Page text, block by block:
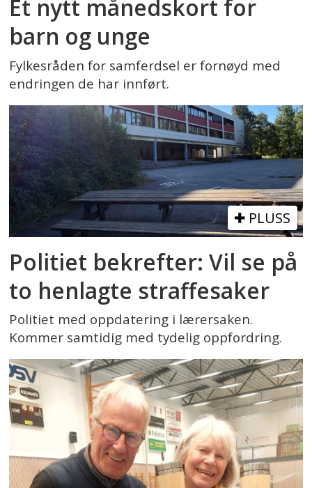
Et nytt månedskort for
barn og unge
Fylkesråden for samferdsel er fornøyd med
endringen de har innført.
PLUSS
Politiet bekrefter: Vil se på
to henlagte straffesaker
Politiet med oppdatering i lærersaken.
Kommer samtidig med tydelig oppfordring.